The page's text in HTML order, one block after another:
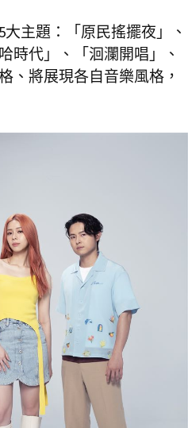
主題：「原民搖擺夜」、
時代」、「洄瀾開唱」、
、將展現各自音樂風格，